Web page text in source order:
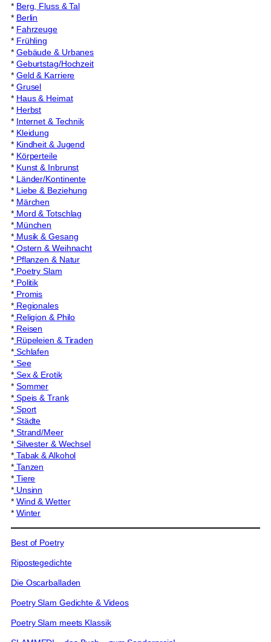
* Berg, Fluss & Tal
* Berlin
* Fahrzeuge
* Frühling
* Gebäude & Urbanes
* Geburtstag/Hochzeit
* Geld & Karriere
* Grusel
* Haus & Heimat
* Herbst
* Internet & Technik
* Kleidung
* Kindheit & Jugend
* Körperteile
* Kunst & Inbrunst
* Länder/Kontinente
* Liebe & Beziehung
* Märchen
*Mord & Totschlag
*München
*Musik & Gesang
*Ostern & Weihnacht
*Pflanzen & Natur
*Poetry Slam
*Politik
*Promis
*Regionales
*Religion & Philo
*Reisen
*Rüpeleien & Tiraden
*Schlafen
*See
*Sex & Erotik
* Sommer
*Speis & Trank
*Sport
* Städte
*Strand/Meer
*Silvester & Wechsel
*Tabak & Alkohol
*Tanzen
*Tiere
*Unsinn
* Wind & Wetter
* Winter
Best of Poetry
Ripostegedichte
Die Oscarballaden
Poetry Slam Gedichte & Videos
Poetry Slam meets Klassik